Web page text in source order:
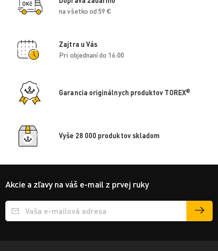
na všetko od 59 €
Zajtra u Vás
Pri objednaní do 16:00
Garancia originálnych produktov TOREX®
Vyše 28 000 produktov skladom
Akcie a zľavy na váš e-mail z prvej ruky
Přihlášení e-mailu k odběru